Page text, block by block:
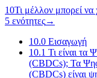
10Τι μέλλον μπορεί να
5 ενότητες→
10.0 Εισαγωγή
10.1 Τι είναι τα
(CBDCs); Τα
(CBDCs) είναι